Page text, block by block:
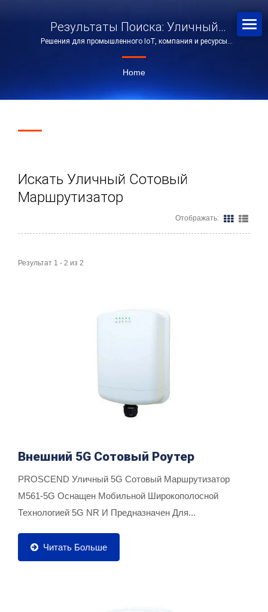
Результаты Поиска: Уличный
Сотовый Маршрутизатор |
Промышленные Сетевые Решения
| PROSCEND
Решения для промышленного IoT, компания и ресурсы
Home
Искать Уличный Сотовый
Маршрутизатор
Отображать:
Результат 1 - 2 из 2
Внешний 5G Сотовый Роутер
PROSCEND Уличный 5G Сотовый Маршрутизатор
M561-5G Оснащен Мобильной Широкополосной
Технологией 5G NR И Предназначен Для...
Читать Больше